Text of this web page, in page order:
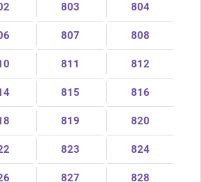
803 804
807 808
811 812
815 816
819 820
823 824
827 828